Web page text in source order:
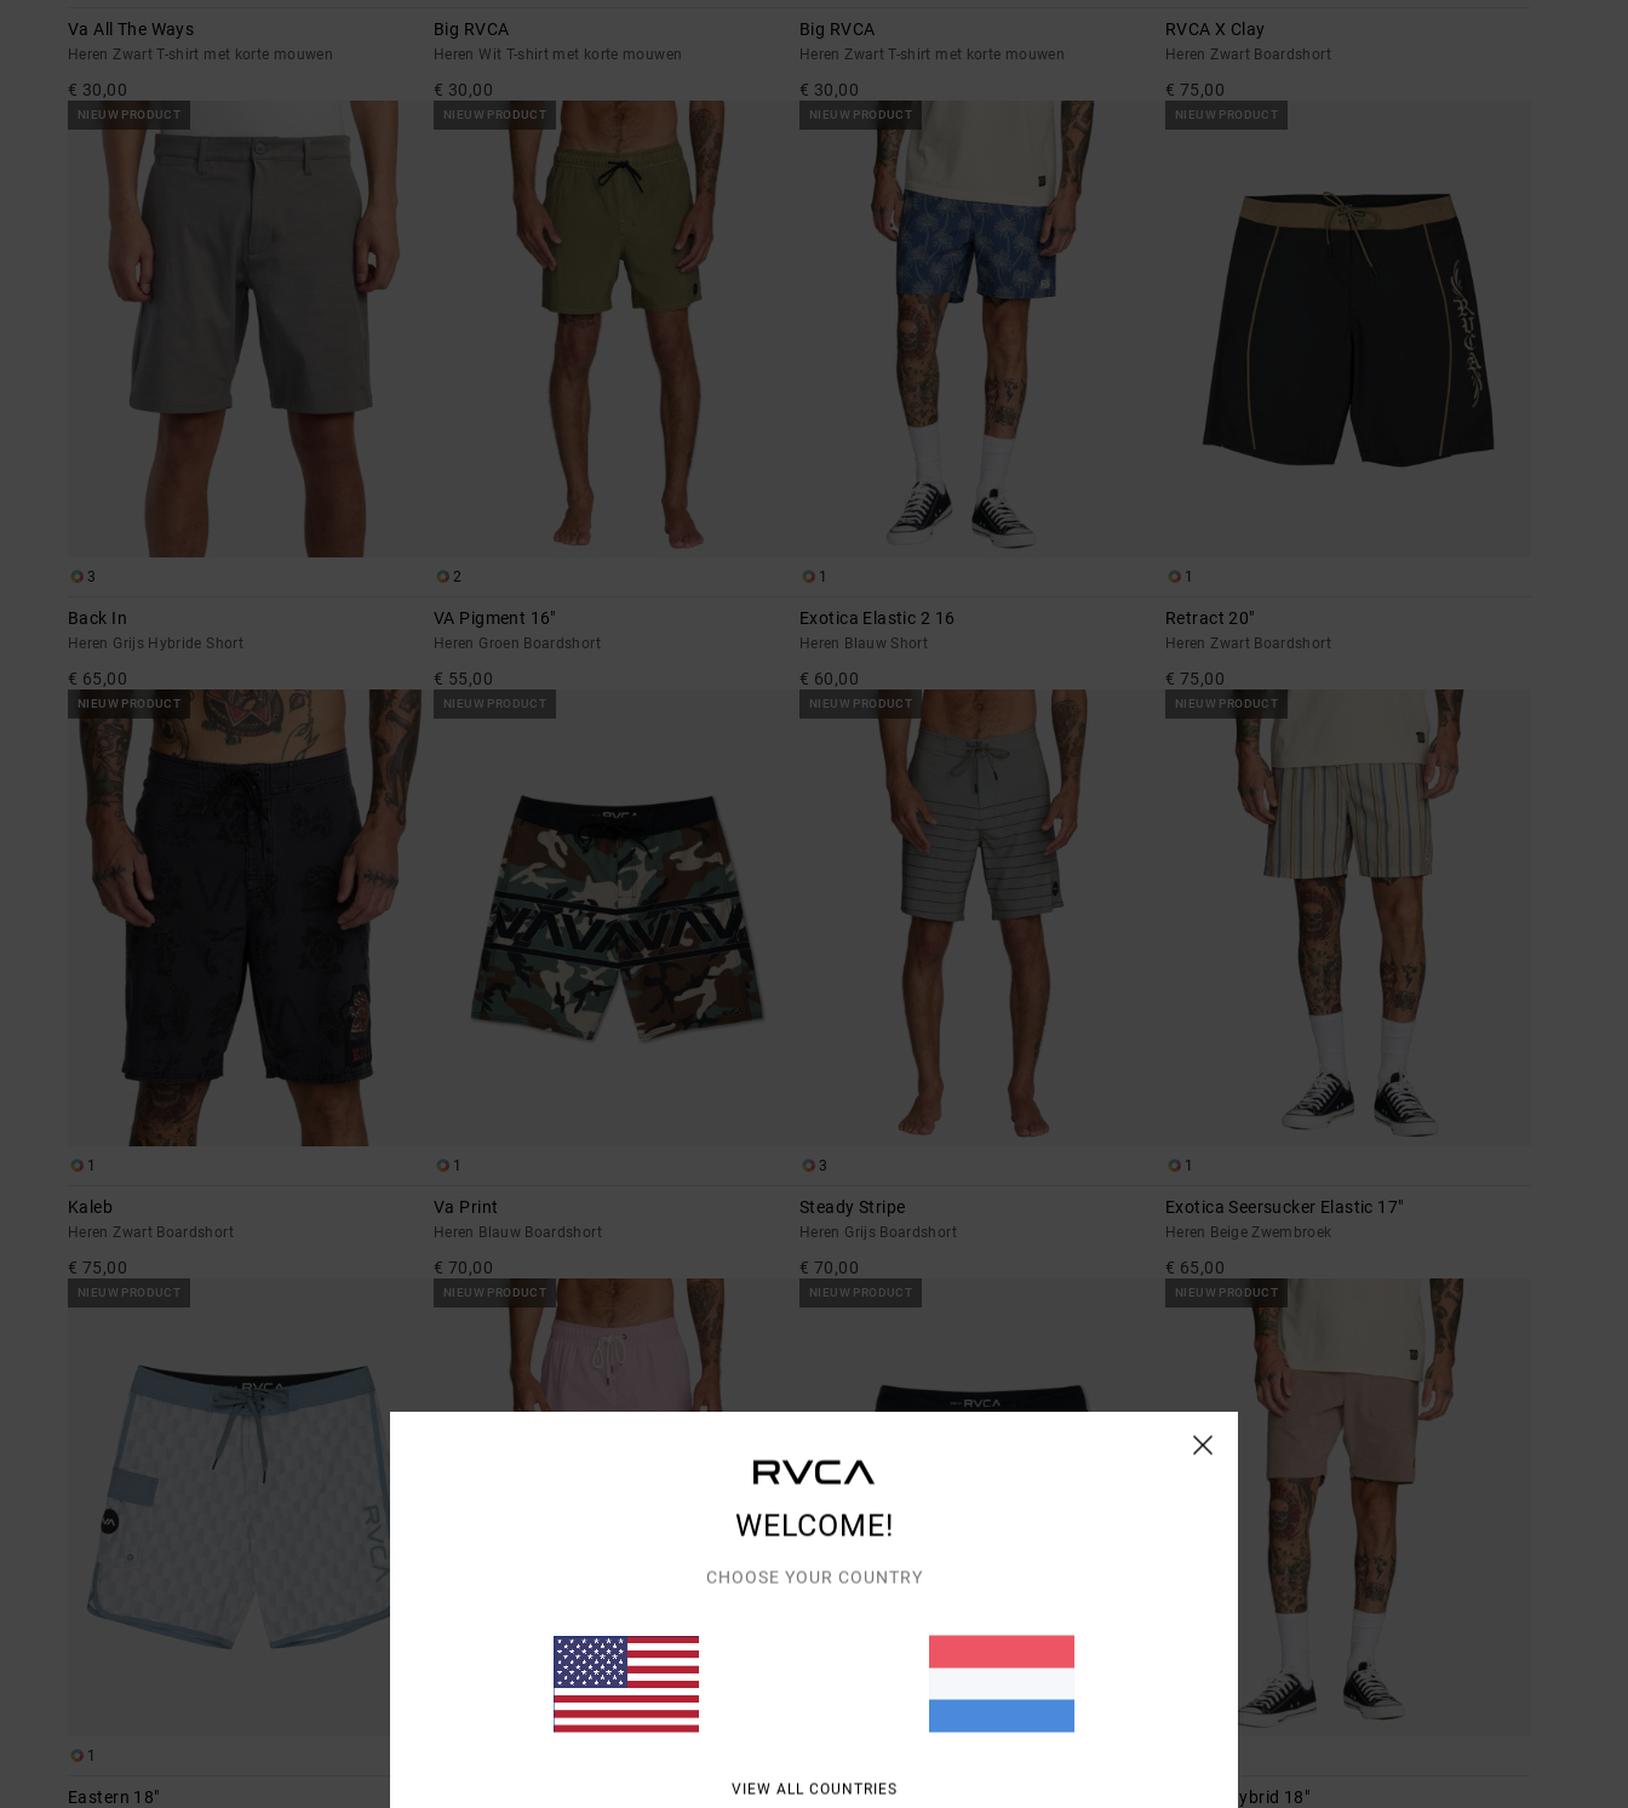
Va All The Ways
Heren Zwart T-shirt met korte mouwen
€ 30,00
Big RVCA
Heren Wit T-shirt met korte mouwen
€ 30,00
Big RVCA
Heren Zwart T-shirt met korte mouwen
€ 30,00
RVCA X Clay
Heren Zwart Boardshort
€ 75,00
NIEUW PRODUCT
3
Back In
Heren Grijs Hybride Short
€ 65,00
NIEUW PRODUCT
2
VA Pigment 16"
Heren Groen Boardshort
€ 55,00
NIEUW PRODUCT
1
Exotica Elastic 2 16
Heren Blauw Short
€ 60,00
NIEUW PRODUCT
1
Retract 20"
Heren Zwart Boardshort
€ 75,00
NIEUW PRODUCT
1
Kaleb
Heren Zwart Boardshort
€ 75,00
NIEUW PRODUCT
1
Va Print
Heren Blauw Boardshort
€ 70,00
NIEUW PRODUCT
3
Steady Stripe
Heren Grijs Boardshort
€ 70,00
NIEUW PRODUCT
1
Exotica Seersucker Elastic 17"
Heren Beige Zwembroek
€ 65,00
NIEUW PRODUCT
1
Eastern 18"
NIEUW PRODUCT NIEUW PRODUCT
Steady Stripe
NIEUW PRODUCT
Brophy Hybrid 18"
WELCOME!
CHOOSE YOUR COUNTRY
VIEW ALL COUNTRIES